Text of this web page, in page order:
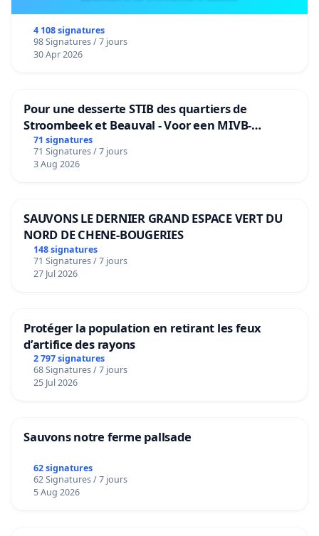
4 108 signatures
98 Signatures / 7 jours
30 Apr 2026
Pour une desserte STIB des quartiers de
Stroombeek et Beauval - Voor een MIVB-
bediening van de wijken Strombeek en Het
Voor
71 signatures
71 Signatures / 7 jours
3 Aug 2026
SAUVONS LE DERNIER GRAND ESPACE VERT DU
NORD DE CHENE-BOUGERIES
148 signatures
71 Signatures / 7 jours
27 Jul 2026
Protéger la population en retirant les feux
d’artifice des rayons
2 797 signatures
68 Signatures / 7 jours
25 Jul 2026
Sauvons notre ferme pallsade
62 signatures
62 Signatures / 7 jours
5 Aug 2026